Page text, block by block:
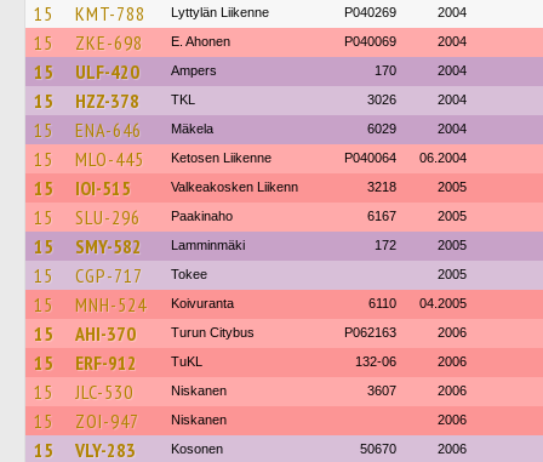
15 KMT-788 Lyttylän Liikenne P040269 2004
15 ZKE-698 E. Ahonen P040069 2004
15 ULF-420 Ampers 170 2004
15 HZZ-378 TKL 3026 2004
15 ENA-646 Mäkela 6029 2004
15 MLO-445 Ketosen Liikenne P040064 06.2004
15 IOI-515 Valkeakosken Liikenn 3218 2005
15 SLU-296 Paakinaho 6167 2005
15 SMY-582 Lamminmäki 172 2005
15 CGP-717 Tokee 2005
15 MNH-524 Koivuranta 6110 04.2005
15 AHI-370 Turun Citybus P062163 2006
15 ERF-912 TuKL 132-06 2006
15 JLC-530 Niskanen 3607 2006
15 ZOI-947 Niskanen 2006
15 VLY-283 Kosonen 50670 2006